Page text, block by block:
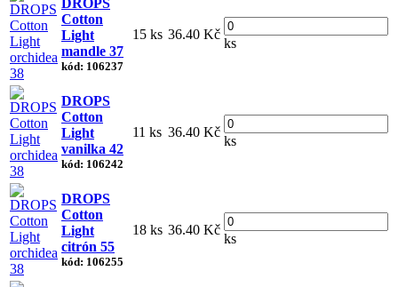
DROPS
Cotton
Light
mandle 37
kód: 106237
15 ks 36.40 Kč
ks
DROPS
Cotton
Light
vanilka 42
kód: 106242
11 ks 36.40 Kč
ks
DROPS
Cotton
Light
citrón 55
kód: 106255
18 ks 36.40 Kč
ks